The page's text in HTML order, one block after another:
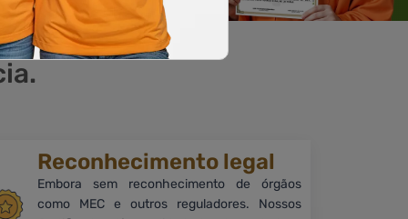
Reconhecimento legal
Embora sem reconhecimento de órgãos
como MEC e outros reguladores. Nossos